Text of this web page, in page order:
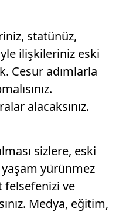
statünüz,
ilişkileriniz eski
Cesur adımlarla
alacaksınız.
sizlere, eski
yaşam yürünmez
felsefenizi ve
Medya, eğitim,